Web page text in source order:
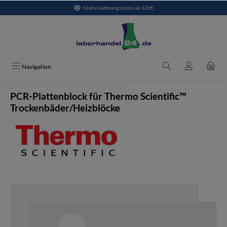
Gratis Lieferung schon ab 125€
Navigation
PCR-Plattenblock für Thermo Scientific™
Trockenbäder/Heizblöcke